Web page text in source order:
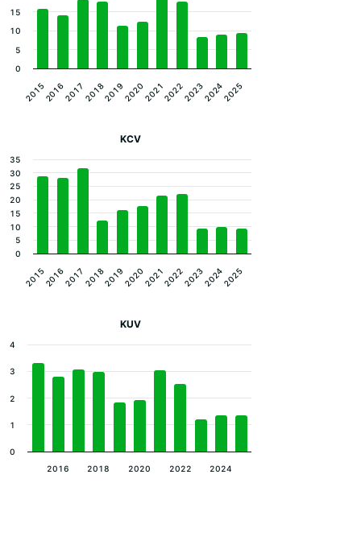
2016 2018 2020 2022 2024
2015 2017 2019 2021 2023 2025
0
5
10
15
KCV
2016 2018 2020 2022 2024
2015 2017 2019 2021 2023 2025
0
5
10
15
20
25
30
35
KUV
2016 2018 2020 2022 2024
0
1
2
3
4